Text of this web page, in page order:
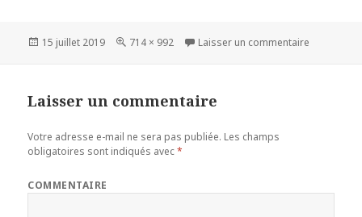
Publié
15 juillet 2019
Taille
714 × 992 Laisser un commentaire
Laisser un commentaire
Votre adresse e-mail ne sera pas publiée. Les champs
obligatoires sont indiqués avec*
COMMENTAIRE